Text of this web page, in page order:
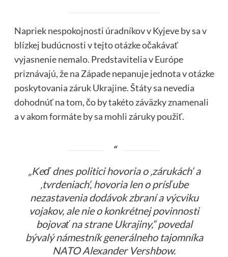
Napriek nespokojnosti úradníkov v Kyjeve by sa v
blízkej budúcnosti v tejto otázke očakávať
vyjasnenie nemalo. Predstavitelia v Európe
priznávajú, že na Západe nepanuje jednota v otázke
poskytovania záruk Ukrajine. Štáty sa nevedia
dohodnúť na tom, čo by takéto záväzky znamenali
a v akom formáte by sa mohli záruky použiť.
„Keď dnes politici hovoria o ‚zárukách‘ a
‚tvrdeniach‘, hovoria len o prísľube
nezastavenia dodávok zbraní a výcviku
vojakov, ale nie o konkrétnej povinnosti
bojovať na strane Ukrajiny,“ povedal
bývalý námestník generálneho tajomníka
NATO Alexander Vershbow.